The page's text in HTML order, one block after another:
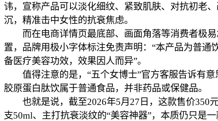
讳，宣称产品可以淡化细纹、紧致肌肤、对抗初老
沉，精准击中女性的抗衰焦虑。
而在电商详情页最底部、画面角落等消费者极易
置，品牌用极小字体标注免责声明：“本产品为普通
备医疗美容功效，效果因人而异”。
值得注意的是，“五个女博士”官方客服告诉有意
胶原蛋白肽饮属于普通食品，并非药品或保健品。
也就是说，截至2026年5月27日，这款售价350
支50ml、主打抗衰淡纹的“美容神器”，本质仍只是